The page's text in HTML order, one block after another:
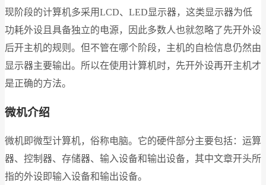
现阶段的计算机多采用LCD、LED显示器，这类显示器为低
功耗外设且具备独立的电源，因此多数人也就忽略了先开外设
后开主机的规则。但不管在哪个阶段，主机的自检信息仍然由
显示器主要输出。所以在使用计算机时，先开外设再开主机才
是正确的方法。
微机介绍
微机即微型计算机，俗称电脑。它的硬件部分主要包括：运算
器、控制器、存储器、输入设备和输出设备，其中文章开头所
指的外设即输入设备和输出设备。